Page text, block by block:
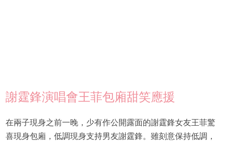
謝霆鋒演唱會王菲包廂甜笑應援
在兩子現身之前一晚，少有作公開露面的謝霆鋒女友王菲驚
喜現身包廂，低調現身支持男友謝霆鋒。雖刻意保持低調，